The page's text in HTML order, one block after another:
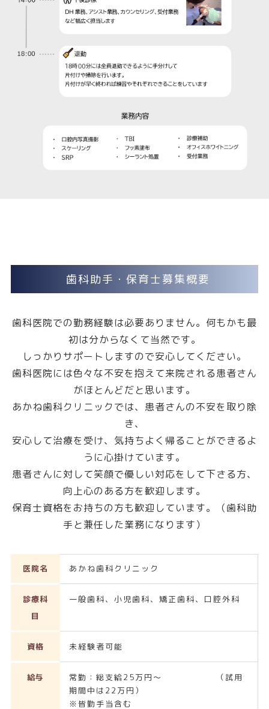
歯科助手・保育士募集概要
歯科医院での勤務経験は必要ありません。何もかも最
初は分からなくて当然です。
しっかりサポートしますので安心してください。
歯科医院には色々な不安を抱えて来院される患者さん
がほとんどだと思います。
あかね歯科クリニックでは、患者さんの不安を取り除
き、
安心して治療を受け、気持ちよく帰ることができるよ
うに心掛けています。
患者さんに対して笑顔で優しい対応をして下さる方、
向上心のある方を歓迎します。
保育士資格をお持ちの方も歓迎しています。（歯科助
手と兼任した業務になります）
医院名 あかね歯科クリニック
診療科
目
一般歯科、小児歯科、矯正歯科、口腔外科
資格 未経験者可能
給与
常勤：総支給25万円～ （試用
期間中は22万円）
※皆勤手当含む